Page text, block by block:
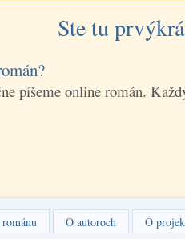
Ste tu
píšeme online román.
O autoroch O